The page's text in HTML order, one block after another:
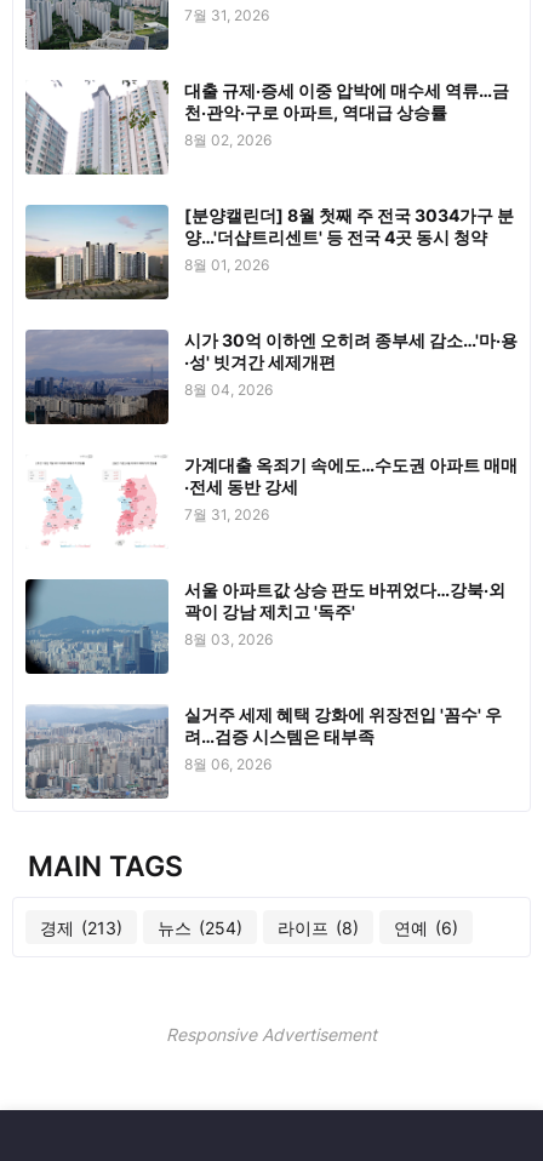
7월 31, 2026
대출 규제·증세 이중 압박에 매수세 역류…금
천·관악·구로 아파트, 역대급 상승률
8월 02, 2026
[분양캘린더] 8월 첫째 주 전국 3034가구 분
양…'더샵트리센트' 등 전국 4곳 동시 청약
8월 01, 2026
시가 30억 이하엔 오히려 종부세 감소…'마·용
·성' 빗겨간 세제개편
8월 04, 2026
가계대출 옥죄기 속에도…수도권 아파트 매매
·전세 동반 강세
7월 31, 2026
서울 아파트값 상승 판도 바뀌었다…강북·외
곽이 강남 제치고 '독주'
8월 03, 2026
실거주 세제 혜택 강화에 위장전입 '꼼수' 우
려…검증 시스템은 태부족
8월 06, 2026
MAIN TAGS
경제 (213) 뉴스 (254) 라이프 (8) 연예 (6)
Responsive Advertisement